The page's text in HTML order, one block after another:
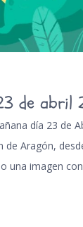
de abril
día 23 de
de Aragón,
una imagen